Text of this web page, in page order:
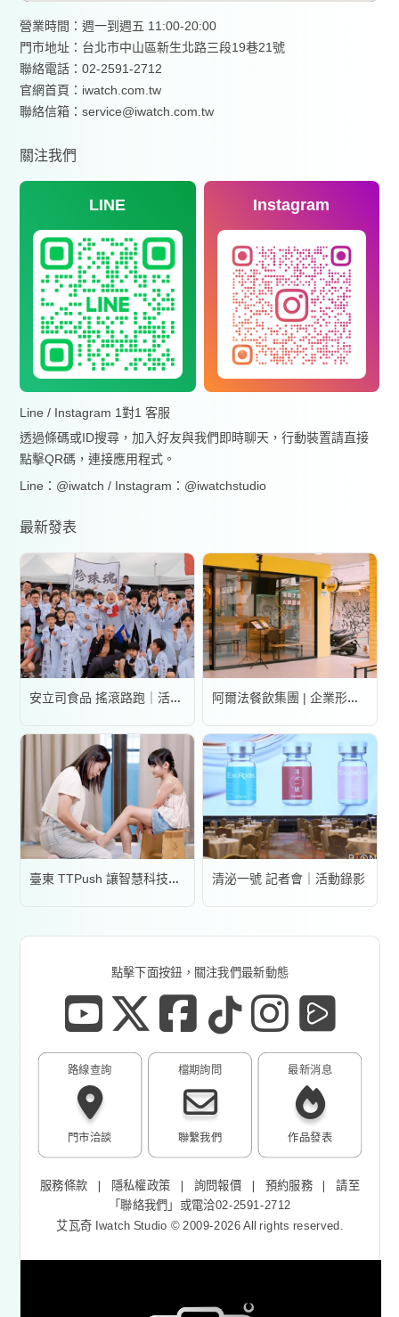
營業時間：週一到週五 11:00-20:00
門市地址：台北市中山區新生北路三段19巷21號
聯絡電話：02-2591-2712
官網首頁： iwatch.com.tw
聯絡信箱：service@iwatch.com.tw
關注我們
LINE Instagram
Line / Instagram 1對1 客服
透過條碼或ID搜尋，加入好友與我們即時聊天，行動裝置請直接
點擊QR碼，連接應用程式。
Line：@iwatch / Instagram：@iwatchstudio
最新發表
安立司食品 搖滾路跑｜活動錄影 阿爾法餐飲集團 | 企業形象宣傳片
臺東 TTPush 讓智慧科技更有溫度 | 形象影片 清泌一號 記者會｜活動錄影
點擊下面按鈕，關注我們最新動態
路線查詢
門市洽談
最新消息
作品發表
檔期詢問
聯繫我們
服務條款 ❘ 隱私權政策 ❘詢問報價 ❘預約服務 ❘請至
「聯絡我們 」或電洽02-2591-2712
艾瓦奇 Iwatch Studio © 2009-2026 All rights reserved.